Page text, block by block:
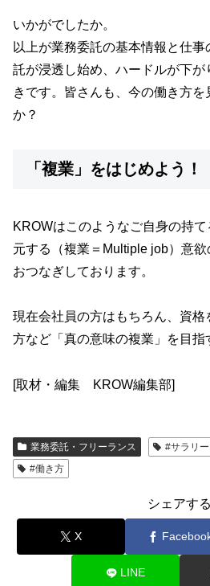
いかがでしたか。
以上が業務委託の基本情報と仕
託が浸透し始め、ハードルが下
きです。皆さんも、今の働き方
か？
「複業」をはじめよう！
KROWはこのようなご自身の持
元する（複業＝Multiple job）意
おつなぎしております。
現在会社員の方はもちろん、資
方など「真の意味の複業」を目指
[取材・編集 KROW編集部]
業務委託・フリーランス #サラリ
#働き方
シェアする
X
LINE